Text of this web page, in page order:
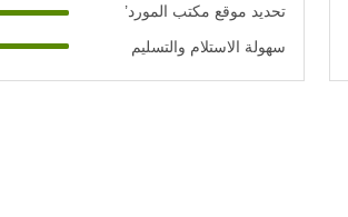
تحديد موقع مكتب المورد’
سهولة الاستلام والتسليم